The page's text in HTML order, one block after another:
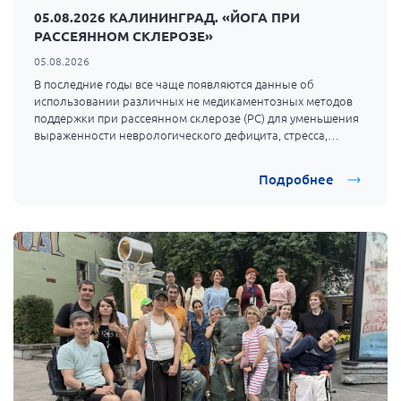
Брянская область
Владимирская область
Воронежская область
Ивановская область
Краснодарский край
Красноярский край
Липецкая область
Ленинградская область
г. Москва
Московская область
05.08.2026 КАЛИНИНГРАД. «ЙОГА ПРИ
РАССЕЯННОМ СКЛЕРОЗЕ»
05.08.2026
В последние годы все чаще появляются данные об
использовании различных не медикаментозных методов
поддержки при рассеянном склерозе (РС) для уменьшения
выраженности неврологического дефицита, стресса,
Подробнее